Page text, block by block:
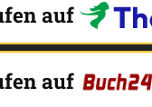
auf
auf